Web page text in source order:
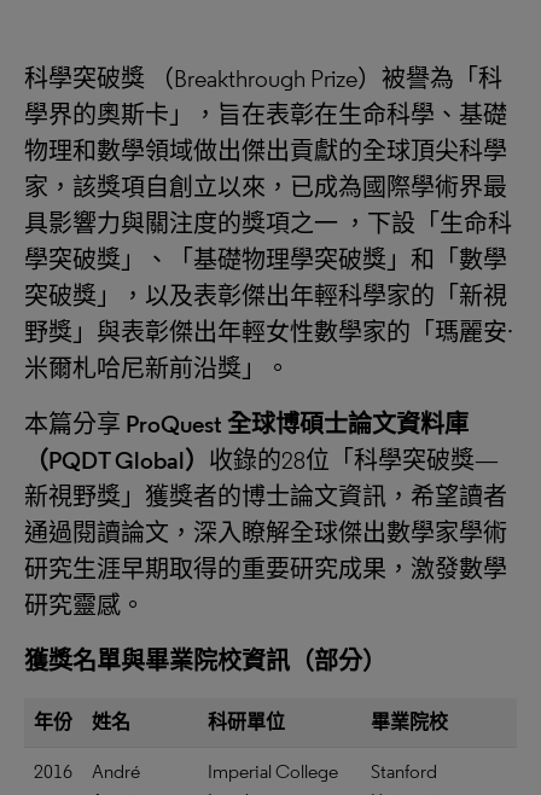
科學突破獎 （Breakthrough Prize）被譽為「科
學界的奧斯卡」，旨在表彰在生命科學、基礎
物理和數學領域做出傑出貢獻的全球頂尖科學
家，該獎項自創立以來，已成為國際學術界最
具影響力與關注度的獎項之一 ，下設「生命科
學突破獎」、「基礎物理學突破獎」和「數學
突破獎」，以及表彰傑出年輕科學家的「新視
野獎」與表彰傑出年輕女性數學家的「瑪麗安·
米爾札哈尼新前沿獎」。
本篇分享 ProQuest 全球博碩士論文資料庫
（PQDT Global） 收錄的28位「科學突破獎—
新視野獎」獲獎者的博士論文資訊，希望讀者
通過閱讀論文，深入瞭解全球傑出數學家學術
研究生涯早期取得的重要研究成果，激發數學
研究靈感。
獲獎名單與畢業院校資訊（部分）
年份 姓名 科研單位 畢業院校
2016
André
Imperial College
Stanford